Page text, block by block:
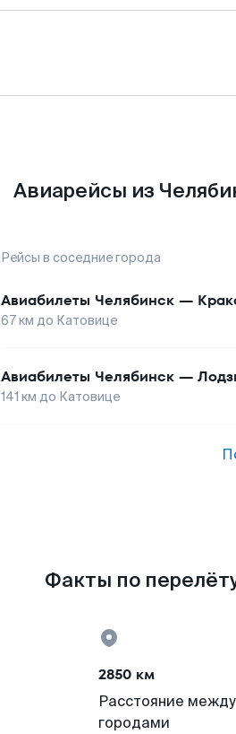
Авиарейсы из
Рейсы в соседние города
Авиабилеты Челябинск —
67км до Катовице
Авиабилеты Челябинск —
141 км до Катовице
Факты по
2850 км
Расстояние между
городами